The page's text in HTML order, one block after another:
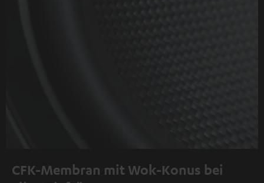
CFK-Membran mit Wok-Konus bei